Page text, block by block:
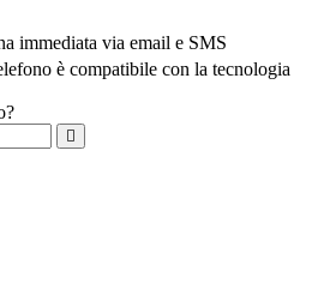
immediata via email e SMS
è compatibile con la tecnologia